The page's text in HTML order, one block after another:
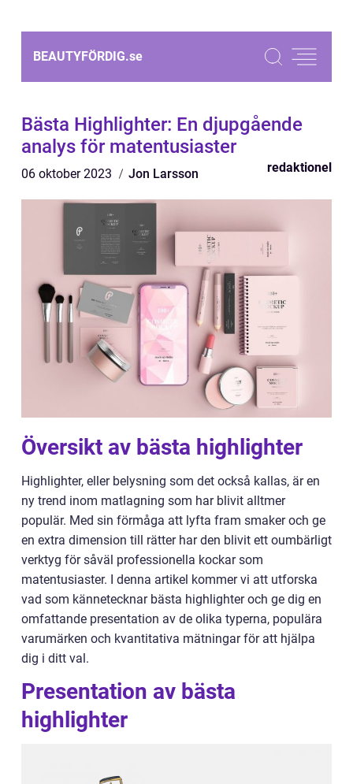
BEAUTYFÖRDIG.se
Bästa Highlighter: En djupgående
analys för matentusiaster
06 oktober 2023 Jon Larsson redaktionel
Översikt av bästa highlighter
Highlighter, eller belysning som det också kallas, är en
ny trend inom matlagning som har blivit alltmer
populär. Med sin förmåga att lyfta fram smaker och ge
en extra dimension till rätter har den blivit ett oumbärligt
verktyg för såväl professionella kockar som
matentusiaster. I denna artikel kommer vi att utforska
vad som kännetecknar bästa highlighter och ge dig en
omfattande presentation av de olika typerna, populära
varumärken och kvantitativa mätningar för att hjälpa
dig i ditt val.
Presentation av bästa
highlighter